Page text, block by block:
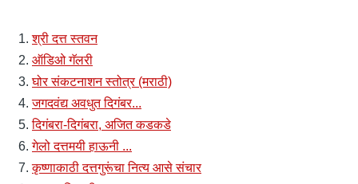
श्री दत्त स्तवन
ऑडिओ गॅलरी
घोर संकटनाशन स्तोत्र (मराठी)
जगदवंद्य अवधुत दिगंबर...
दिगंबरा-दिगंबरा, अजित कडकडे
गेलो दत्तमयी हाऊनी ...
कृष्णाकाठी दत्तगुरूंचा नित्य आसे संचार